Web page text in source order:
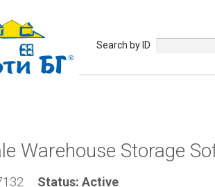
Search by ID
Warehouse Storage
Status: Active